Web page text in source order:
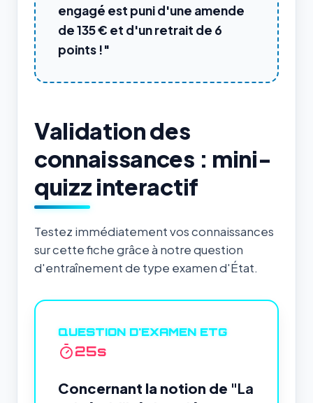
engagé est puni d'une amende
de 135 € et d'un retrait de 6
points !"
Validation des
connaissances : mini-
quizz interactif
Testez immédiatement vos connaissances
sur cette fiche grâce à notre question
d'entraînement de type examen d'État.
QUESTION D'EXAMEN ETG
24s
Concernant la notion de "La